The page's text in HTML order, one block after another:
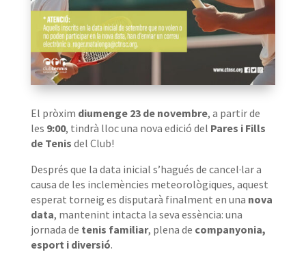
El pròxim diumenge 23 de novembre, a partir de
les 9:00, tindrà lloc una nova edició del Pares i Fills
de Tenis del Club!
Després que la data inicial s’hagués de cancel·lar a
causa de les inclemències meteorològiques, aquest
esperat torneig es disputarà finalment en una nova
data, mantenint intacta la seva essència: una
jornada de tenis familiar, plena de companyonia,
esport i diversió.